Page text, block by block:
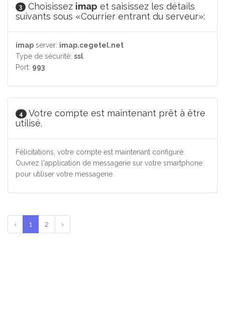
3 Choisissez imap et saisissez les détails
suivants sous «Courrier entrant du serveur»:
imap server: imap.cegetel.net
Type de sécurité: ssl
Port: 993
4
Votre compte est maintenant prêt à être
utilisé.
Félicitations, votre compte est maintenant configuré.
Ouvrez l'application de messagerie sur votre smartphone
pour utiliser votre messagerie.
‹ 1 2 ›